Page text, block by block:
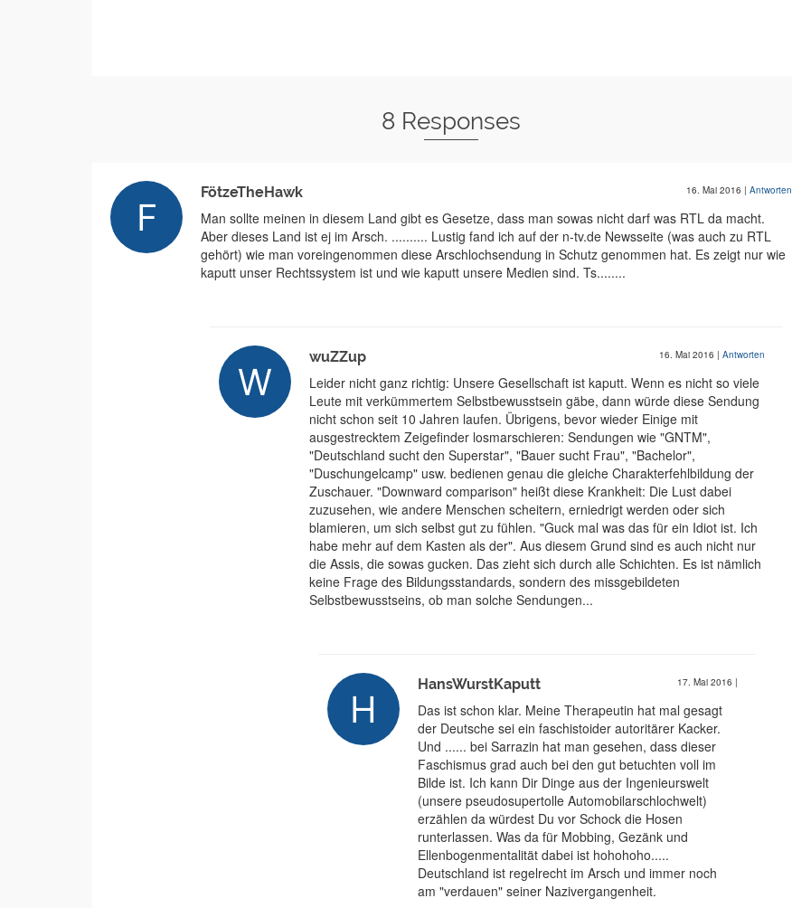
8 Responses
FötzeTheHawk 16. Mai 2016 | Antworten
Man sollte meinen in diesem Land gibt es Gesetze, dass man sowas nicht darf was RTL da macht.
Aber dieses Land ist ej im Arsch. .......... Lustig fand ich auf der n-tv.de Newsseite (was auch zu RTL
gehört) wie man voreingenommen diese Arschlochsendung in Schutz genommen hat. Es zeigt nur wie
kaputt unser Rechtssystem ist und wie kaputt unsere Medien sind. Ts........
wuZZup 16. Mai 2016 | Antworten
Leider nicht ganz richtig: Unsere Gesellschaft ist kaputt. Wenn es nicht so viele
Leute mit verkümmertem Selbstbewusstsein gäbe, dann würde diese Sendung
nicht schon seit 10 Jahren laufen. Übrigens, bevor wieder Einige mit
ausgestrecktem Zeigefinder losmarschieren: Sendungen wie "GNTM",
"Deutschland sucht den Superstar", "Bauer sucht Frau", "Bachelor",
"Duschungelcamp" usw. bedienen genau die gleiche Charakterfehlbildung der
Zuschauer. "Downward comparison" heißt diese Krankheit: Die Lust dabei
zuzusehen, wie andere Menschen scheitern, erniedrigt werden oder sich
blamieren, um sich selbst gut zu fühlen. "Guck mal was das für ein Idiot ist. Ich
habe mehr auf dem Kasten als der". Aus diesem Grund sind es auch nicht nur
die Assis, die sowas gucken. Das zieht sich durch alle Schichten. Es ist nämlich
keine Frage des Bildungsstandards, sondern des missgebildeten
Selbstbewusstseins, ob man solche Sendungen...
HansWurstKaputt 17. Mai 2016 |
Das ist schon klar. Meine Therapeutin hat mal gesagt
der Deutsche sei ein faschistoider autoritärer Kacker.
Und ...... bei Sarrazin hat man gesehen, dass dieser
Faschismus grad auch bei den gut betuchten voll im
Bilde ist. Ich kann Dir Dinge aus der Ingenieurswelt
(unsere pseudosupertolle Automobilarschlochwelt)
erzählen da würdest Du vor Schock die Hosen
runterlassen. Was da für Mobbing, Gezänk und
Ellenbogenmentalität dabei ist hohohoho.....
Deutschland ist regelrecht im Arsch und immer noch
am "verdauen" seiner Nazivergangenheit.